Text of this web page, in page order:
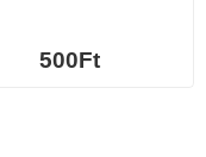
500Ft